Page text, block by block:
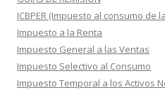
ICBPER (Impuesto al consumo de
Impuesto a la Renta
Impuesto General a las Ventas
Impuesto Selectivo al Consumo
Impuesto Temporal a los Activos